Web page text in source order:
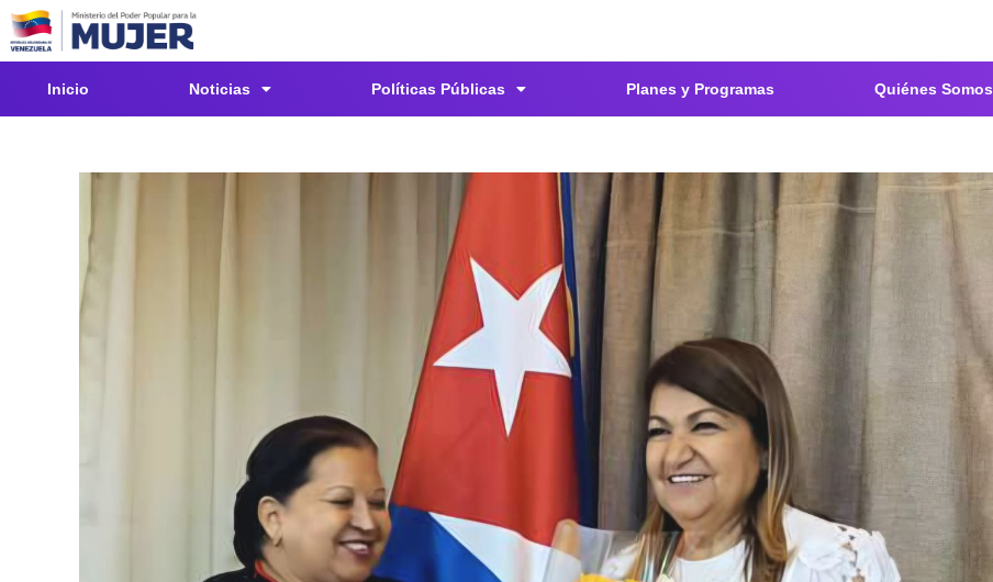
Inicio Noticias Políticas Públicas Planes y Programas Quiénes Somos